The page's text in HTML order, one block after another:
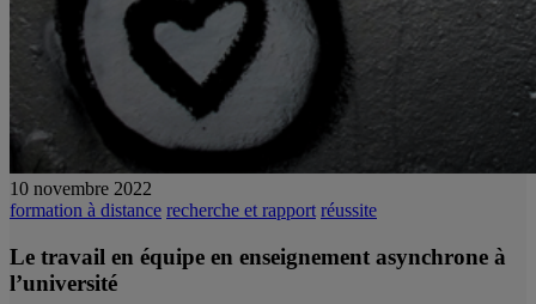
10 novembre 2022
formation à distance recherche et rapport réussite
Le travail en équipe en enseignement asynchrone à
l’université